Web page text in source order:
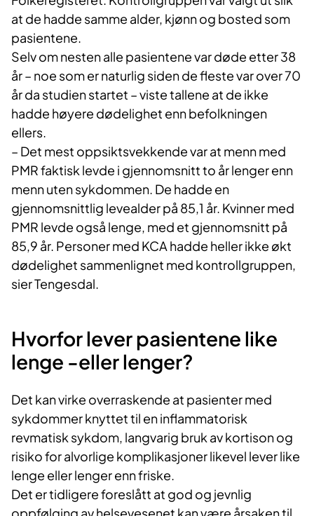
at de hadde samme alder, kjønn og bosted som
pasientene.
Selv om nesten alle pasientene var døde etter 38
år – noe som er naturlig siden de fleste var over 70
år da studien startet – viste tallene at de ikke
hadde høyere dødelighet enn befolkningen
ellers.
– Det mest oppsiktsvekkende var at menn med
PMR faktisk levde i gjennomsnitt to år lenger enn
menn uten sykdommen. De hadde en
gjennomsnittlig levealder på 85,1 år. Kvinner med
PMR levde også lenge, med et gjennomsnitt på
85,9 år. Personer med KCA hadde heller ikke økt
dødelighet sammenlignet med kontrollgruppen,
sier Tengesdal.
Hvorfor lever pasientene like
lenge -eller lenger?
Det kan virke overraskende at pasienter med
sykdommer knyttet til en inflammatorisk
revmatisk sykdom, langvarig bruk av kortison og
risiko for alvorlige komplikasjoner likevel lever like
lenge eller lenger enn friske.
Det er tidligere foreslått at god og jevnlig